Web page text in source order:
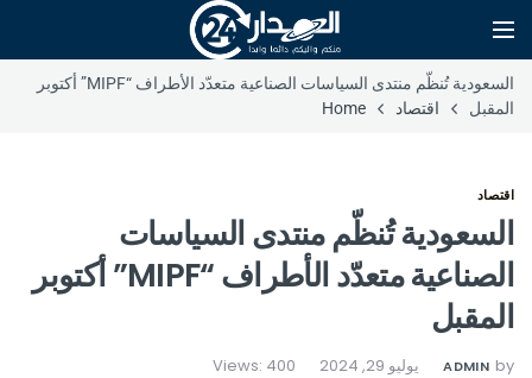
السعودية تُنظّم منتدى السياسات الصناعية متعدّد الأطراف “MIPF” أكتوبر
المقبل
اقتصاد Home
اقتصاد
السعودية تُنظّم منتدى السياسات
الصناعية متعدّد الأطراف “MIPF” أكتوبر
المقبل
by
ADMIN يوليو 29, 2024 Views: 400